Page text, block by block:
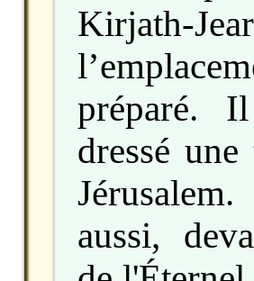
préparé.
dressé
aussi,